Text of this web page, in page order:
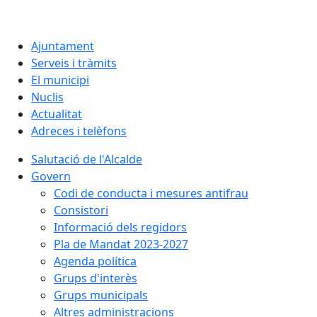
Ajuntament
Serveis i tràmits
El municipi
Nuclis
Actualitat
Adreces i telèfons
Salutació de l'Alcalde
Govern
Codi de conducta i mesures antifrau
Consistori
Informació dels regidors
Pla de Mandat 2023-2027
Agenda política
Grups d'interès
Grups municipals
Altres administracions